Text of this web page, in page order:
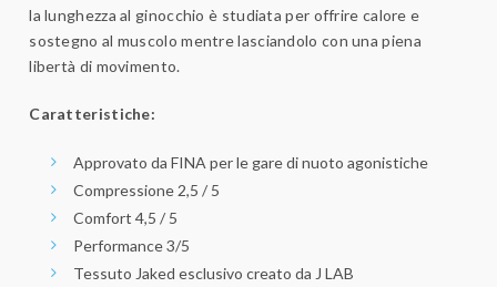
la lunghezza al ginocchio è studiata per offrire calore e
sostegno al muscolo mentre lasciandolo con una piena
libertà di movimento.
Caratteristiche:
Approvato da FINA per le gare di nuoto agonistiche
Compressione 2,5 / 5
Comfort 4,5 / 5
Performance 3/5
Tessuto Jaked esclusivo creato da J LAB